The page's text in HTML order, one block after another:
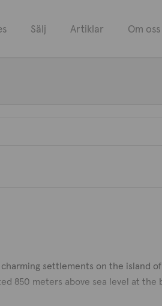
Sälj Artiklar Om oss
settlements on the island
850 meters above sea level at the